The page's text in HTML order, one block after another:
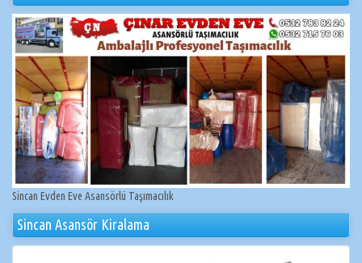
Sincan Evden Eve Asansörlü Taşımacılık
Sincan Asansör Kiralama